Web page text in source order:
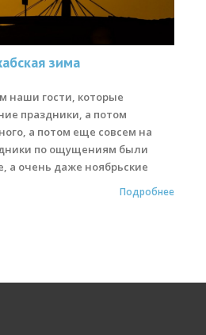
катания
Россия
оборудования
зима
наши гости, которые
праздники, а потом
а потом еще совсем на
по ощущениям были
а очень даже ноябрьские
Подробнее